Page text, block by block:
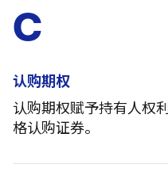
C
认购期权
认购期权赋予持有人权
格认购证券。